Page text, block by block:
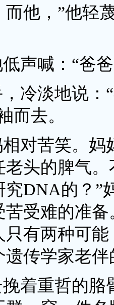
而他，”他轻
声喊：“爸
冷淡地说：
而去。
对苦笑。妈
老头的脾气
DNA的？”
苦受难的准
只有两种可
传学家老
着重哲的胳